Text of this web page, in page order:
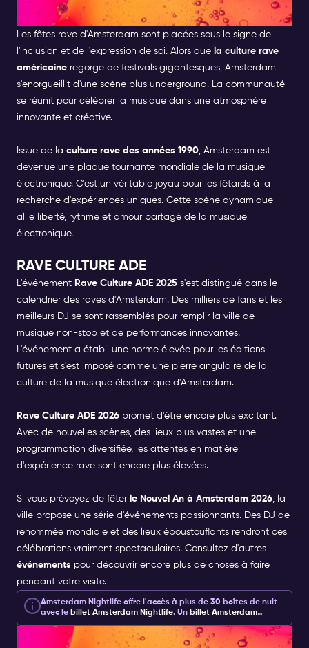
DES RAVES
Les fêtes rave d'Amsterdam sont placées sous le signe de
l'inclusion et de l'expression de soi. Alors que la culture rave
américaine regorge de festivals gigantesques, Amsterdam
s'enorgueillit d'une scène plus underground. La communauté
se réunit pour célébrer la musique dans une atmosphère
innovante et créative.
Issue de la culture rave des années 1990, Amsterdam est
devenue une plaque tournante mondiale de la musique
électronique. C'est un véritable joyau pour les fêtards à la
recherche d'expériences uniques. Cette scène dynamique
allie liberté, rythme et amour partagé de la musique
électronique.
RAVE CULTURE ADE
L'événement Rave Culture ADE 2025 s'est distingué dans le
calendrier des raves d'Amsterdam. Des milliers de fans et les
meilleurs DJ se sont rassemblés pour remplir la ville de
musique non-stop et de performances innovantes.
L'événement a établi une norme élevée pour les éditions
futures et s'est imposé comme une pierre angulaire de la
culture de la musique électronique d'Amsterdam.
Rave Culture ADE 2026 promet d'être encore plus excitant.
Avec de nouvelles scènes, des lieux plus vastes et une
programmation diversifiée, les attentes en matière
d'expérience rave sont encore plus élevées.
Si vous prévoyez de fêter le Nouvel An à Amsterdam 2026, la
ville propose une série d'événements passionnants. Des DJ de
renommée mondiale et des lieux époustouflants rendront ces
célébrations vraiment spectaculaires. Consultez d'autres
événements pour découvrir encore plus de choses à faire
pendant votre visite.
Amsterdam Nightlife offre l'accès à plus de 30 boîtes de nuit
avec le billet Amsterdam Nightlife. Un billet Amsterdam
aux expériences et aux extras pour 10 €.
MEILLEURS LIEUX POUR UNE